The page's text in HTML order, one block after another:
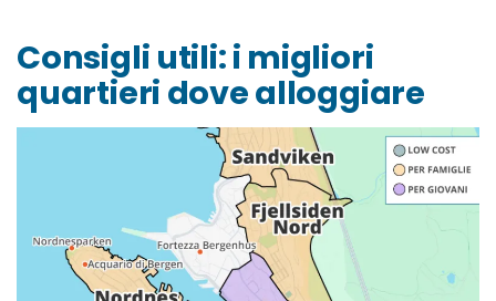
Consigli utili: i migliori
quartieri dove alloggiare